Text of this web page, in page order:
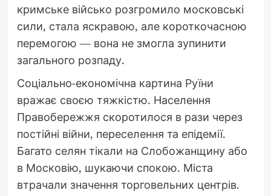
кримське військо розгромило московські
сили, стала яскравою, але короткочасною
перемогою — вона не змогла зупинити
загального розпаду.
Соціально-економічна картина Руїни
вражає своєю тяжкістю. Населення
Правобережжя скоротилося в рази через
постійні війни, переселення та епідемії.
Багато селян тікали на Слобожанщину або
в Московію, шукаючи спокою. Міста
втрачали значення торговельних центрів.